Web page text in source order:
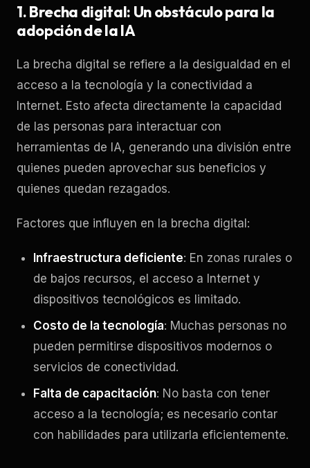
1. Brecha digital: Un obstáculo para la
adopción de la IA
La brecha digital se refiere a la desigualdad en el
acceso a la tecnología y la conectividad a
Internet. Esto afecta directamente la capacidad
de las personas para interactuar con
herramientas de IA, generando una división entre
quienes pueden aprovechar sus beneficios y
quienes quedan rezagados.
Factores que influyen en la brecha digital:
Infraestructura deficiente: En zonas rurales o
de bajos recursos, el acceso a Internet y
dispositivos tecnológicos es limitado.
Costo de la tecnología: Muchas personas no
pueden permitirse dispositivos modernos o
servicios de conectividad.
Falta de capacitación: No basta con tener
acceso a la tecnología; es necesario contar
con habilidades para utilizarla eficientemente.